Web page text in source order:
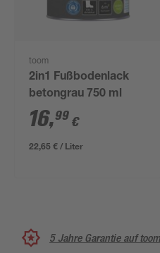
toom
2in1 Fußbodenlack
betongrau 750 ml
16,99 €
22,65 € / Liter
5 Jahre Garantie auf